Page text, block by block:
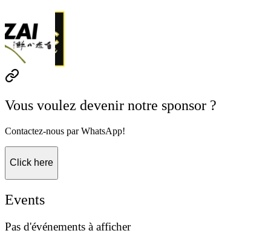
Vous voulez devenir notre sponsor ?
Contactez-nous par WhatsApp!
Click here
Events
Pas d'événements à afficher